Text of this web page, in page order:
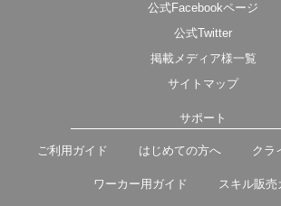
公式Facebookページ
公式Twitter
掲載メディア様一覧
サイトマップ
サポート
ご利用ガイド はじめての方へ クラ
ワーカー用ガイド スキル販売